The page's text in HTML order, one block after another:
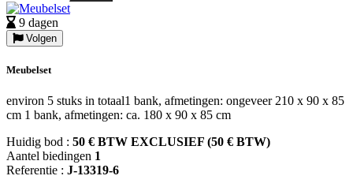
9 dagen
Volgen
Meubelset
environ 5 stuks in totaal1 bank, afmetingen: ongeveer 210 x 90 x 85
cm 1 bank, afmetingen: ca. 180 x 90 x 85 cm
Huidig bod : 50 € BTW EXCLUSIEF (50 € BTW)
Aantel biedingen 1
Referentie : J-13319-6